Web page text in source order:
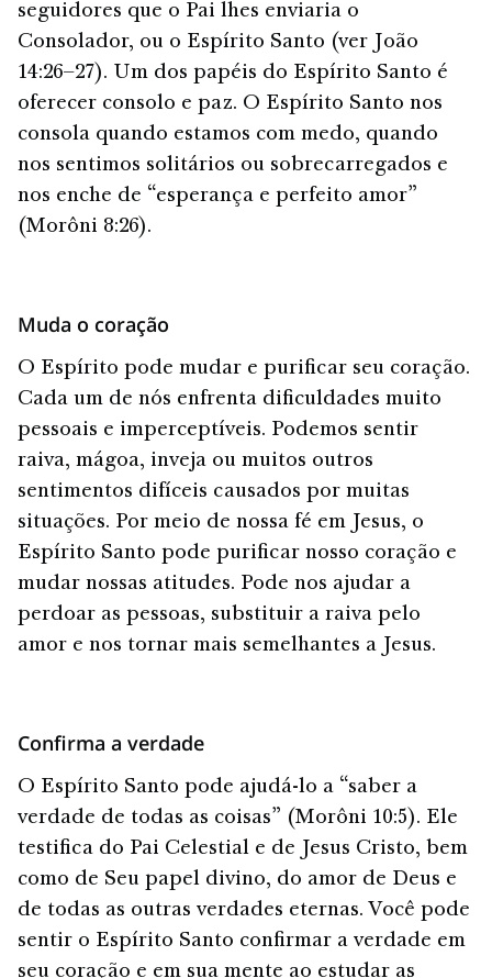
seguidores que o Pai lhes enviaria o
Consolador, ou o Espírito Santo (ver João
14:26–27). Um dos papéis do Espírito Santo é
oferecer consolo e paz. O Espírito Santo nos
consola quando estamos com medo, quando
nos sentimos solitários ou sobrecarregados e
nos enche de “esperança e perfeito amor”
(Morôni 8:26).
Muda o coração
O Espírito pode mudar e purificar seu coração.
Cada um de nós enfrenta dificuldades muito
pessoais e imperceptíveis. Podemos sentir
raiva, mágoa, inveja ou muitos outros
sentimentos difíceis causados por muitas
situações. Por meio de nossa fé em Jesus, o
Espírito Santo pode purificar nosso coração e
mudar nossas atitudes. Pode nos ajudar a
perdoar as pessoas, substituir a raiva pelo
amor e nos tornar mais semelhantes a Jesus.
Confirma a verdade
O Espírito Santo pode ajudá-lo a “saber a
verdade de todas as coisas” (Morôni 10:5). Ele
testifica do Pai Celestial e de Jesus Cristo, bem
como de Seu papel divino, do amor de Deus e
de todas as outras verdades eternas. Você pode
sentir o Espírito Santo confirmar a verdade em
seu coração e em sua mente ao estudar as